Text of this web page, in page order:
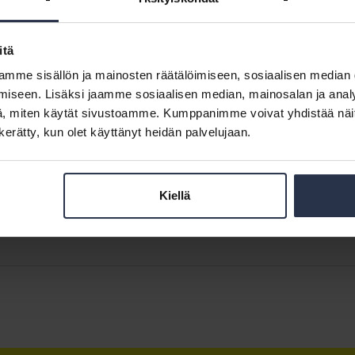
sisällön ja mainosten räätälöimiseen, sosiaalisen
Lisäksi jaamme sosiaalisen median, mainosalan ja
miten käytät sivustoamme. Kumppanimme voivat yhdistää
kun olet käyttänyt heidän palvelujaan.
Kiellä
ja korjaamisesta (lisäpalvelu)
niin, että vahingon jälkeen on mahdollisimman selvää, mitä
käsitellään vesi-, viemäri-, palo- ja suurvahingot sekä vahingot